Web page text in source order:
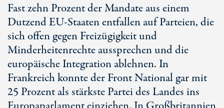
Fast zehn Prozent der Mandate aus einem
Dutzend EU-Staaten entfallen auf Parteien, die
sich offen gegen Freizügigkeit und
Minderheitenrechte aussprechen und die
europäische Integration ablehnen. In
Frankreich konnte der Front National gar mit
25 Prozent als stärkste Partei des Landes ins